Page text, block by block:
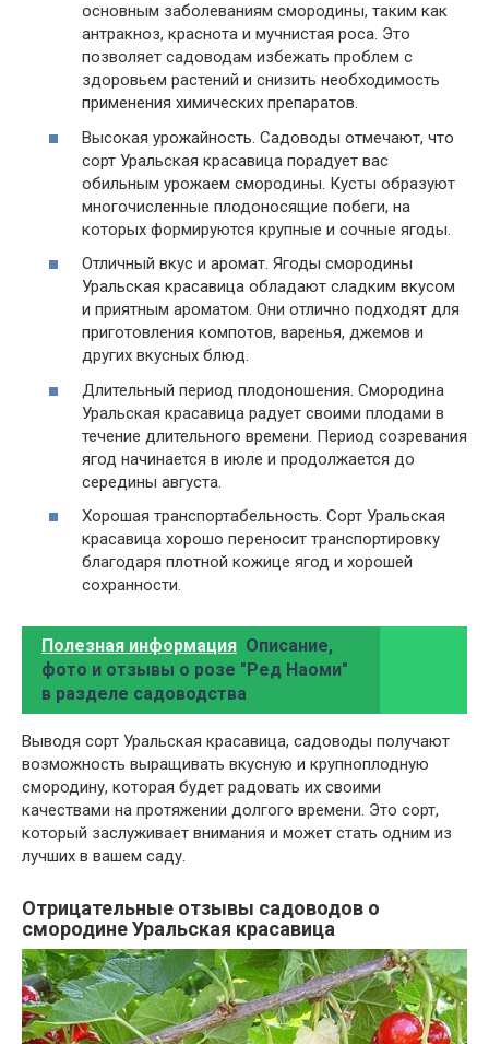
основным заболеваниям смородины, таким как
антракноз, краснота и мучнистая роса. Это
позволяет садоводам избежать проблем с
здоровьем растений и снизить необходимость
применения химических препаратов.
Высокая урожайность. Садоводы отмечают, что
сорт Уральская красавица порадует вас
обильным урожаем смородины. Кусты образуют
многочисленные плодоносящие побеги, на
которых формируются крупные и сочные ягоды.
Отличный вкус и аромат. Ягоды смородины
Уральская красавица обладают сладким вкусом
и приятным ароматом. Они отлично подходят для
приготовления компотов, варенья, джемов и
других вкусных блюд.
Длительный период плодоношения. Смородина
Уральская красавица радует своими плодами в
течение длительного времени. Период созревания
ягод начинается в июле и продолжается до
середины августа.
Хорошая транспортабельность. Сорт Уральская
красавица хорошо переносит транспортировку
благодаря плотной кожице ягод и хорошей
сохранности.
Полезная информация Описание,
фото и отзывы о розе "Ред Наоми"
в разделе садоводства
Выводя сорт Уральская красавица, садоводы получают
возможность выращивать вкусную и крупноплодную
смородину, которая будет радовать их своими
качествами на протяжении долгого времени. Это сорт,
который заслуживает внимания и может стать одним из
лучших в вашем саду.
Отрицательные отзывы садоводов о
смородине Уральская красавица